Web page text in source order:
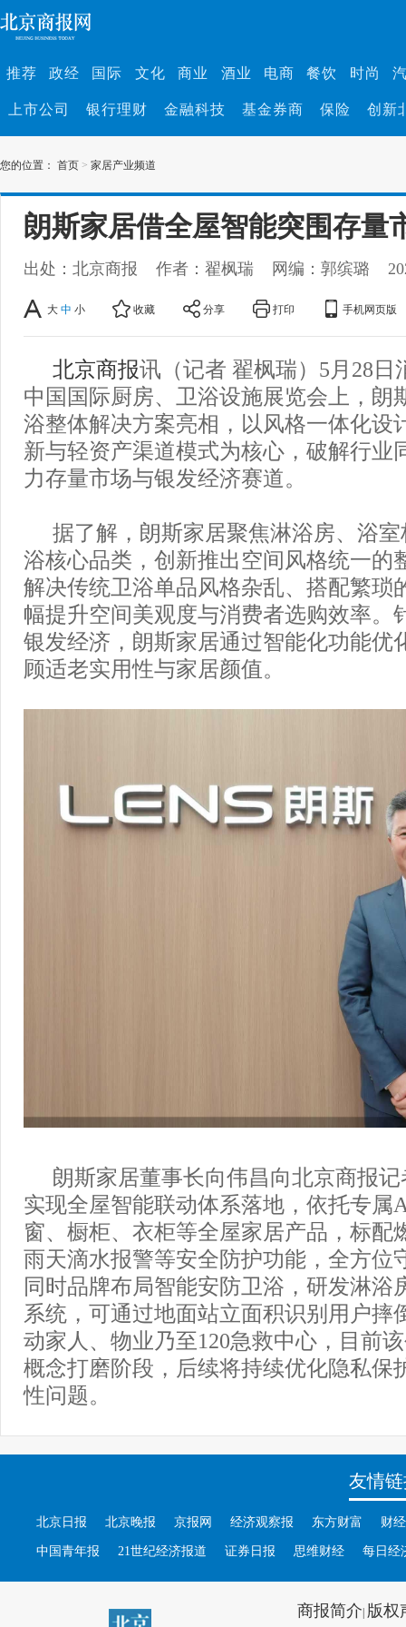
推荐 政经 国际 文化 商业 酒业 电商 餐饮 时尚
上市公司 银行理财 金融科技 基金券商 保险 创新
您的位置： 首页 > 家居产业频道
朗斯家居借全屋智能突围存量
出处：北京商报 作者：翟枫瑞 网编：郭缤璐
大 中 小 收藏 分享 打印 手机网页版
北京商报讯（记者 翟枫瑞）5月28日
中国国际厨房、卫浴设施展览会上，朗
浴整体解决方案亮相，以风格一体化设
新与轻资产渠道模式为核心，破解行业
力存量市场与银发经济赛道。
据了解，朗斯家居聚焦淋浴房、浴
浴核心品类，创新推出空间风格统一的
解决传统卫浴单品风格杂乱、搭配繁琐
幅提升空间美观度与消费者选购效率。
银发经济，朗斯家居通过智能化功能优
顾适老实用性与家居颜值。
朗斯家居董事长向伟昌向北京商报
实现全屋智能联动体系落地，依托专属
窗、橱柜、衣柜等全屋家居产品，标配
雨天滴水报警等安全防护功能，全方位
同时品牌布局智能安防卫浴，研发淋浴
系统，可通过地面站立面积识别用户摔
动家人、物业乃至120急救中心，目前
概念打磨阶段，后续将持续优化隐私保
性问题。
友情
北京日报 北京晚报 京报网 经济观察报 东方财富 财
中国青年报 21世纪经济报道 证券日报 思维财经 每日经
商报简介| 版权